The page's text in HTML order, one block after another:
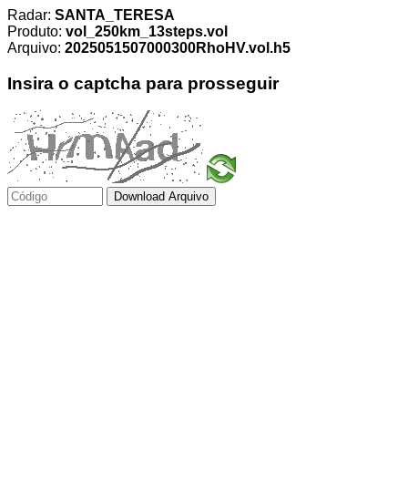
Radar: SANTA_TERESA
Produto: vol_250km_13steps.vol
Arquivo: 2025051507000300RhoHV.vol.h5
Insira o captcha para prosseguir